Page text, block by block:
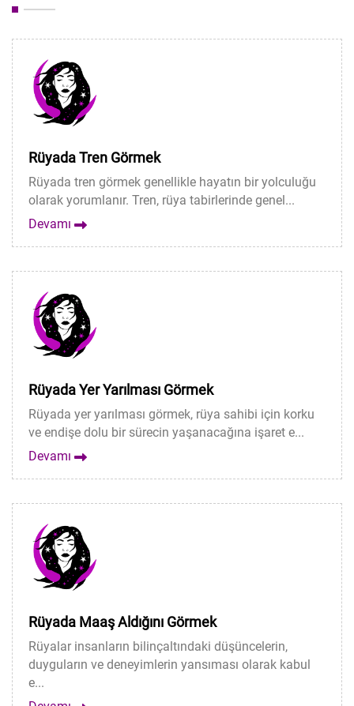
Rüyada Tren Görmek
Rüyada tren görmek genellikle hayatın bir yolculuğu
olarak yorumlanır. Tren, rüya tabirlerinde genel...
Devamı
Rüyada Yer Yarılması Görmek
Rüyada yer yarılması görmek, rüya sahibi için korku
ve endişe dolu bir sürecin yaşanacağına işaret e...
Devamı
Rüyada Maaş Aldığını Görmek
Rüyalar insanların bilinçaltındaki düşüncelerin,
duyguların ve deneyimlerin yansıması olarak kabul
e...